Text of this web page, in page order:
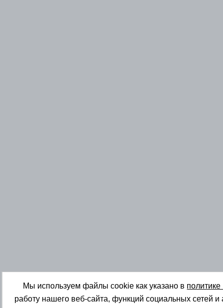
Мы используем файлы cookie как указано в
работу нашего веб-сайта, функций социальных сетей